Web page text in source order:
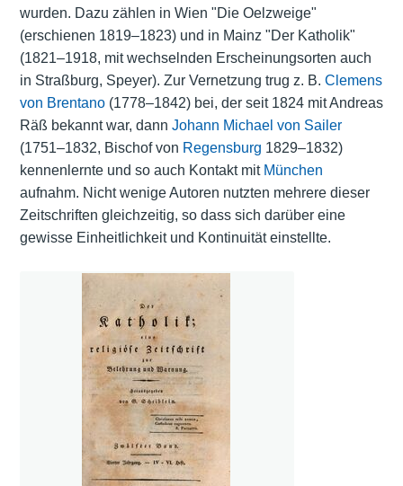
wurden. Dazu zählen in Wien "Die Oelzweige"
(erschienen 1819–1823) und in Mainz "Der Katholik"
(1821–1918, mit wechselnden Erscheinungsorten auch
in Straßburg, Speyer). Zur Vernetzung trug z. B. Clemens
von Brentano(1778–1842) bei, der seit 1824 mit Andreas
Räß bekannt war, dann Johann Michael von Sailer
(1751–1832, Bischof von Regensburg 1829–1832)
kennenlernte und so auch Kontakt mit München
aufnahm. Nicht wenige Autoren nutzten mehrere dieser
Zeitschriften gleichzeitig, so dass sich darüber eine
gewisse Einheitlichkeit und Kontinuität einstellte.